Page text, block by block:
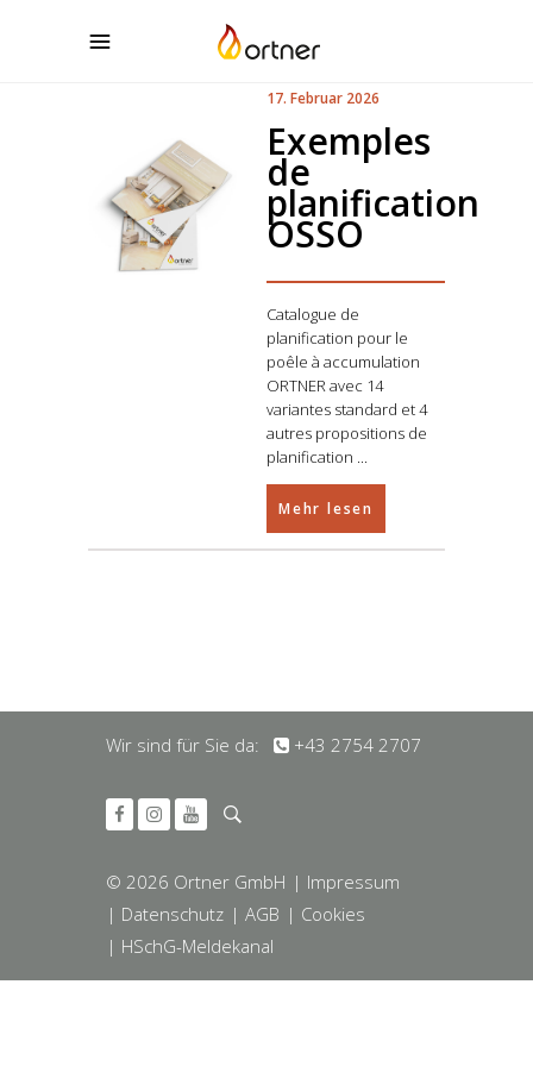
17. Februar 2026
Exemples
de
planification
OSSO
Catalogue de
planification pour le
poêle à accumulation
ORTNER avec 14
variantes standard et 4
autres propositions de
planification
Mehr lesen
Wir sind für Sie da: +43 2754 2707
© 2026 Ortner GmbH | Impressum
| Datenschutz | AGB | Cookies
| HSchG-Meldekanal